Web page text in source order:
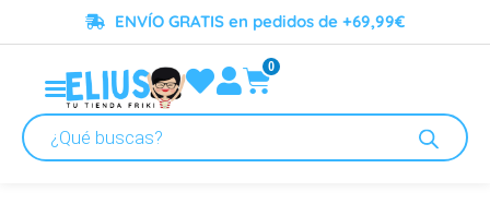
ENVÍO GRATIS en pedidos de +69,99€
0